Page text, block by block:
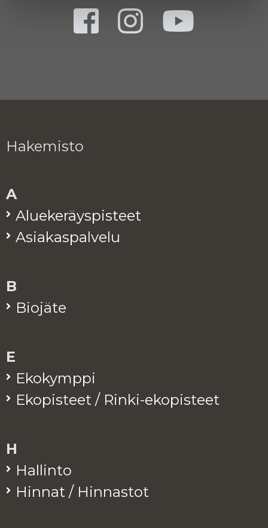
Hakemisto
A
Alue­ke­räys­pis­teet
Asia­kas­pal­ve­lu
B
Bio­jä­te
E
Eko­kymp­pi
Eko­pis­teet / Rinki-eko­pis­teet
H
Hal­lin­to
Hin­nat / Hin­nas­tot